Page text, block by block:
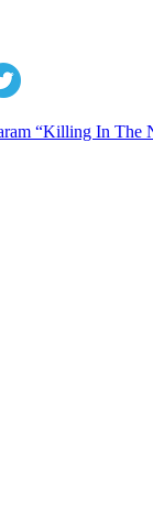
“Killing In The